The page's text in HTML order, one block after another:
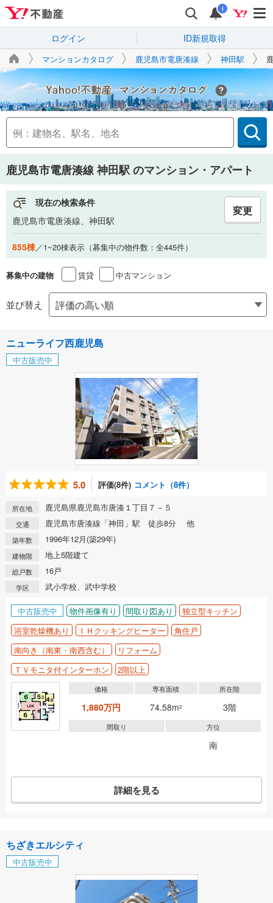
i
ログイン ID新規取得
マンションカタログ 鹿児島市電唐湊線 神田駅
Yahoo!不動産
鹿児島市電唐湊線 神田駅のマンション・アパート
現在の検索条件
鹿児島市電唐湊線、神田駅
変更
855棟／1~20棟表示（募集中の物件数：全445件）
募集中の建物 賃貸 中古マンション
並び替え
ニューライフ西鹿児島
中古販売中
5.0 評価(8件) コメント（8件）
所在地 鹿児島県鹿児島市唐湊１丁目７－５
交通 鹿児島市唐湊線「神田」駅 徒歩8分 他
築年数 1996年12月(築29年)
建物階 地上5階建て
総戸数 16戸
学区 武小学校、武中学校
中古販売中 物件画像有り 間取り図あり
独立型キッチン
浴室乾燥機あり
ＩＨクッキングヒーター
角住戸
南向き（南東・南西含む）
リフォーム
ＴＶモニタ付インターホン
2階以上
価格
1,880万円
専有面積
74.58m2
所在階
3階
間取り 方位
南
詳細を見る
ちざきエルシティ
中古販売中